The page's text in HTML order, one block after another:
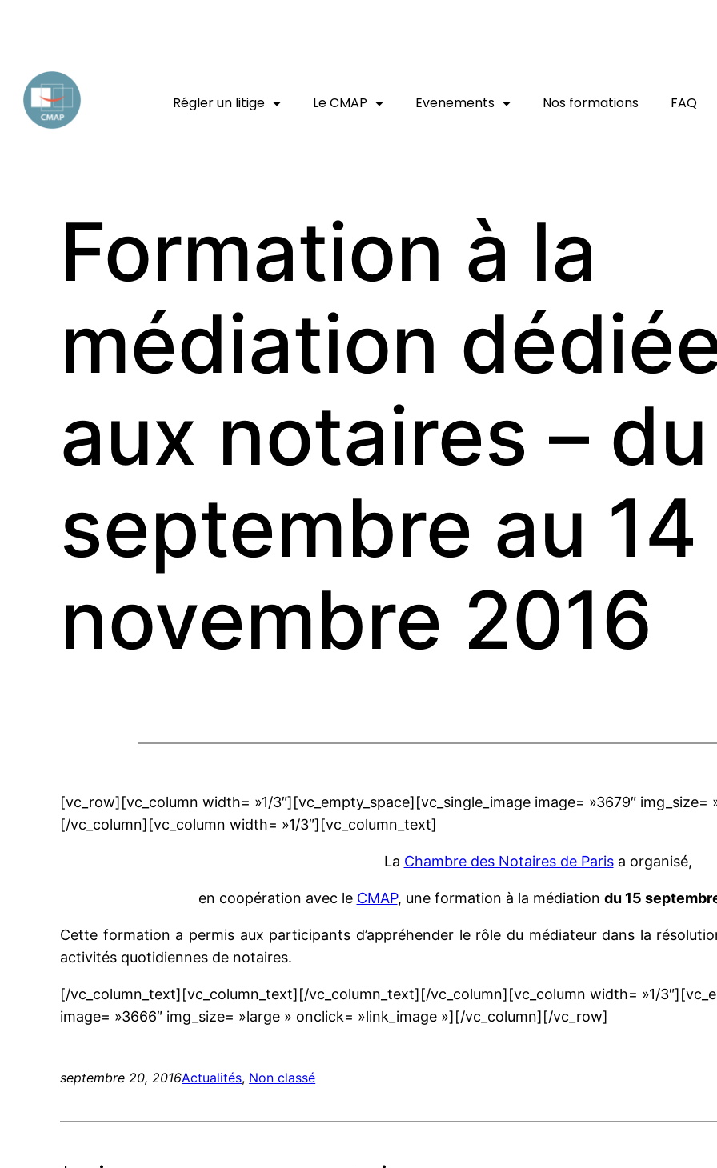
Régler un litige Le CMAP Evenements Nos formations FAQ
Formation à la
médiation
aux notaires –
septembre au 14
novembre 2016
[vc_row][vc_column width= »1/3″][vc_empty_space][vc_single_image image= »3679″ img_size=
[/vc_column][vc_column width= »1/3″][vc_column_text]
La Chambre des Notaires de Parisa organisé,
en coopération avec le CMAP, une formation à la médiation du 15
Cette formation a permis aux participants d’appréhender le rôle du médiateur dans la
activités quotidiennes de notaires.
[/vc_column_text][vc_column_text][/vc_column_text][/vc_column][vc_column width= »1/
image= »3666″ img_size= »large » onclick= »link_image »][/vc_column][/vc_row]
septembre 20, 2016Actualités, Non classé